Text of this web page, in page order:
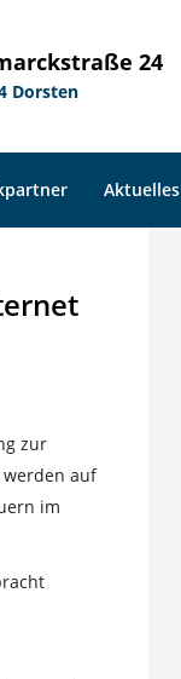
24
Dorsten
Aktuelles
zur
auf
im